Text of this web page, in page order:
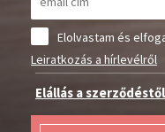
Elolvastam és
Leiratkozás a hírlevélről
Elállás a szerződéstől